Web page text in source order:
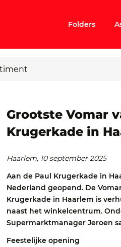
Pincode vergeten
Folders
Grootste Vomar
Krugerkade in
Haarlem, 10 september 2025
Aan de Paul Krugerkade in
Nederland geopend. De
Krugerkade in Haarlem is
naast het winkelcentrum.
Supermarktmanager Jeroen
Feestelijke opening